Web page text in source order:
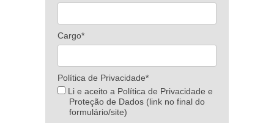
Cargo*
Política de Privacidade*
Li e aceito a Política de Privacidade e
Proteção de Dados (link no final do
formulário/site)